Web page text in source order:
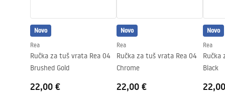
Sustav Anti-Calc
Da
Tehnologija premazivanja
Razmak priključaka
150
mm
Jamstvo
24 mjeseca
Novo
Rea
Ručka za tuš vrata Rea 04
Brushed Gold
22,00 €
Novo
Rea
Ručka za tuš vrata Rea 04
Chrome
22,00 €
Novo
Rea
Ručka
Black